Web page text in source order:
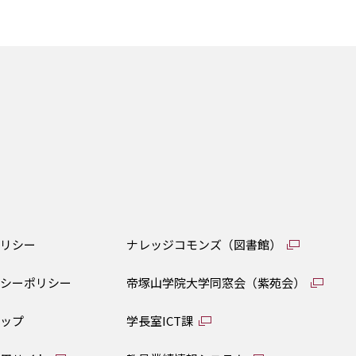
シー
ーポリシー
プ
ナレッジコモンズ（図書館）
帝塚山学院大学同窓会（紫苑会）
学長室ICT課